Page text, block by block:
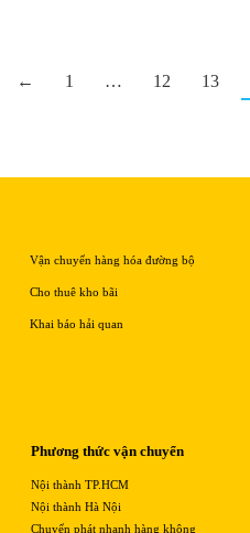
← 1 … 12 13
Vận chuyển hàng hóa đường bộ
Cho thuê kho bãi
Khai báo hải quan
Phương thức vận chuyển
Nội thành TP.HCM
Nội thành Hà Nội
Chuyển phát nhanh hàng không